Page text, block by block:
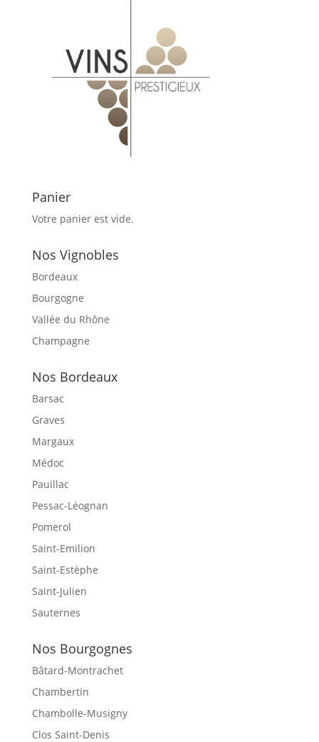
Panier
Votre panier est vide.
Nos Vignobles
Bordeaux
Bourgogne
Vallée du Rhône
Champagne
Nos Bordeaux
Barsac
Graves
Margaux
Médoc
Pauillac
Pessac-Léognan
Pomerol
Saint-Emilion
Saint-Estèphe
Saint-Julien
Sauternes
Nos Bourgognes
Bâtard-Montrachet
Chambertin
Chambolle-Musigny
Clos Saint-Denis